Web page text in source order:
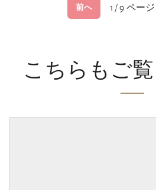
前へ 1 / 9 ページ
こちらもご